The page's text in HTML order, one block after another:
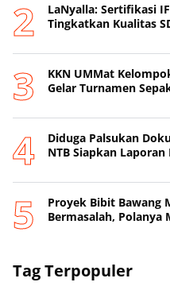
LaNyalla: Sertifikasi
Tingkatkan Kualitas
KKN UMMat
Gelar Turnamen
Diduga Palsukan
NTB Siapkan
Proyek Bibit Bawang
Bermasalah, Polanya
Tag Terpopuler